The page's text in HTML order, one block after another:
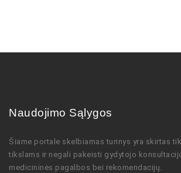
Naudojimo Sąlygos
Šiame portale skelbiamas turinys yra skirtas
tikslams ir negali pakeisti gydytojo
medicininės pagalbos bei rekomendacijų.